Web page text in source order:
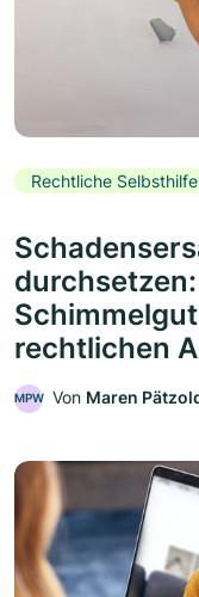
Rechtliche Selbsthilfe
rechtlichen
MPW Von Maren